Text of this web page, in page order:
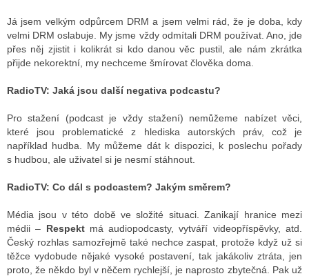
Já jsem velkým odpůrcem DRM a jsem velmi rád, že je doba, kdy
velmi DRM oslabuje. My jsme vždy odmítali DRM používat. Ano, jde
přes něj zjistit i kolikrát si kdo danou věc pustil, ale nám zkrátka
přijde nekorektní, my nechceme šmírovat člověka doma.
RadioTV: Jaká jsou další negativa podcastu?
Pro stažení (podcast je vždy stažení) nemůžeme nabízet věci,
které jsou problematické z hlediska autorských práv, což je
například hudba. My můžeme dát k dispozici, k poslechu pořady
s hudbou, ale uživatel si je nesmí stáhnout.
RadioTV: Co dál s podcastem? Jakým směrem?
Média jsou v této době ve složité situaci. Zanikají hranice mezi
médii – Respektmá audiopodcasty, vytváří videopříspěvky, atd.
Český rozhlas samozřejmě také nechce zaspat, protože když už si
těžce vydobude nějaké vysoké postavení, tak jakákoliv ztráta, jen
proto, že někdo byl v něčem rychlejší, je naprosto zbytečná. Pak už